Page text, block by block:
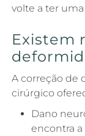
volte a ter
Existem
A correção de
cirúrgico
Dano
encontra